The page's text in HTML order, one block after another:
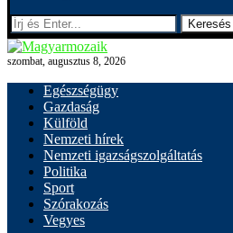
Keresés
szombat, augusztus 8, 2026
Egészségügy
Gazdaság
Külföld
Nemzeti hírek
Nemzeti igazságszolgáltatás
Politika
Sport
Szórakozás
Vegyes